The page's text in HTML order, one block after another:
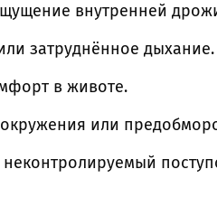
внутренней
затруднённое дыхание.
в животе.
или
неконтролируемый